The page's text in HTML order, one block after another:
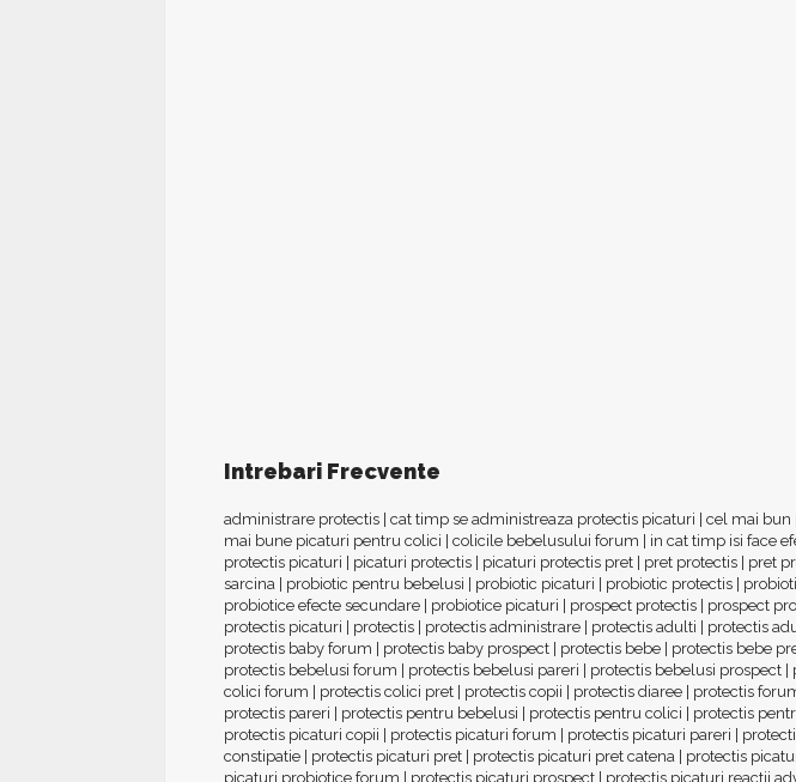
Intrebari Frecvente
administrare protectis cat timp se administreaza protectis picaturi cel mai bun
mai bune picaturi pentru colici
colicile bebelusului forum in cat timp isi face
protectis picaturi
picaturi protectis picaturi protectis pret pret protectis pret
sarcina
probiotic pentru bebelusi probiotic picaturi probiotic protectis
probiotice efecte secundare
probiotice picaturi prospect protectis prospect
protectis picaturi
protectis protectis administrare protectis adulti protectis
protectis baby forum
protectis baby prospect protectis bebe protectis bebe
protectis bebelusi forum
protectis bebelusi pareri protectis bebelusi prospect
colici forum
protectis colici pret protectis copii protectis diaree protectis
protectis pareri
protectis pentru bebelusi protectis pentru colici protectis
protectis picaturi copii
protectis picaturi forum protectis picaturi pareri
constipatie
protectis picaturi pret protectis picaturi pret catena protectis
picaturi probiotice forum
protectis picaturi prospect protectis picaturi reactii